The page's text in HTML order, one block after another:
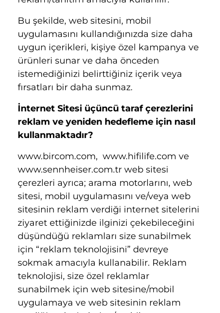
Bu şekilde, web sitesini, mobil
uygulamasını kullandığınızda size daha
uygun içerikleri, kişiye özel kampanya ve
ürünleri sunar ve daha önceden
istemediğinizi belirttiğiniz içerik veya
fırsatları bir daha sunmaz.
İnternet Sitesi üçüncü taraf çerezlerini
reklam ve yeniden hedefleme için nasıl
kullanmaktadır?
www.bircom.com, www.hifilife.com ve
www.sennheiser.com.tr web sitesi
çerezleri ayrıca; arama motorlarını, web
sitesi, mobil uygulamasını ve/veya web
sitesinin reklam verdiği internet sitelerini
ziyaret ettiğinizde ilginizi çekebileceğini
düşündüğü reklamları size sunabilmek
için “reklam teknolojisini” devreye
sokmak amacıyla kullanabilir. Reklam
teknolojisi, size özel reklamlar
sunabilmek için web sitesine/mobil
uygulamaya ve web sitesinin reklam